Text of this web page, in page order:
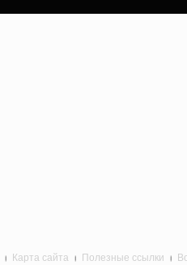
Карта сайта Полезные ссылки